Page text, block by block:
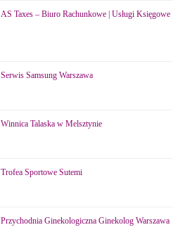
AS Taxes – Biuro Rachunkowe | Usługi Księgowe
Serwis Samsung Warszawa
Winnica Talaska w Melsztynie
Trofea Sportowe Sutemi
Przychodnia Ginekologiczna Ginekolog Warszawa